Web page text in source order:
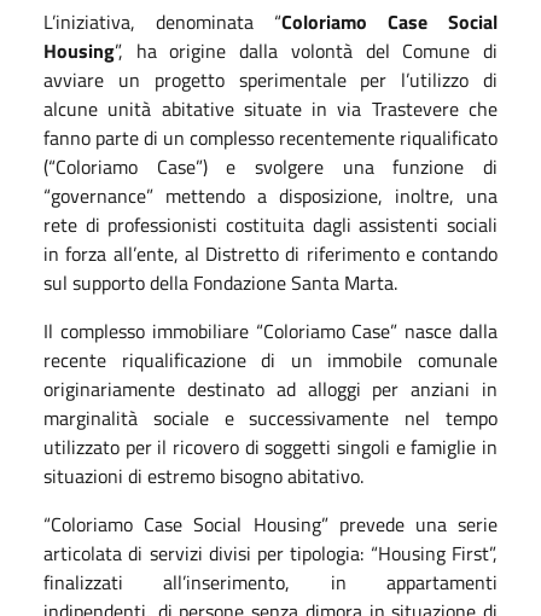
L’iniziativa, denominata “Coloriamo Case Social
Housing”, ha origine dalla volontà del Comune di
avviare un progetto sperimentale per l’utilizzo di
alcune unità abitative situate in via Trastevere che
fanno parte di un complesso recentemente riqualificato
(“Coloriamo Case”) e svolgere una funzione di
“governance” mettendo a disposizione, inoltre, una
rete di professionisti costituita dagli assistenti sociali
in forza all’ente, al Distretto di riferimento e contando
sul supporto della Fondazione Santa Marta.
Il complesso immobiliare “Coloriamo Case” nasce dalla
recente riqualificazione di un immobile comunale
originariamente destinato ad alloggi per anziani in
marginalità sociale e successivamente nel tempo
utilizzato per il ricovero di soggetti singoli e famiglie in
situazioni di estremo bisogno abitativo.
“Coloriamo Case Social Housing” prevede una serie
articolata di servizi divisi per tipologia: “Housing First”,
finalizzati all’inserimento, in appartamenti